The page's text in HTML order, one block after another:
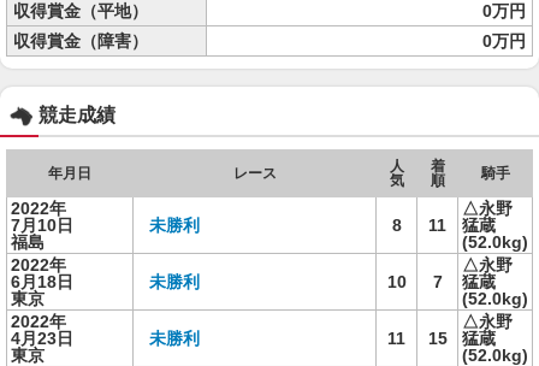
収得賞金（平地）
0万円
収得賞金（障害）
0万円
競走成績
年月日 レース
人
気
着
順
騎手
2022年
7月10日
福島
未勝利 8 11
△永野
猛蔵
(52.0kg)
2022年
6月18日
東京
未勝利 10 7
△永野
猛蔵
(52.0kg)
2022年
4月23日
東京
未勝利 11 15
△永野
猛蔵
(52.0kg)